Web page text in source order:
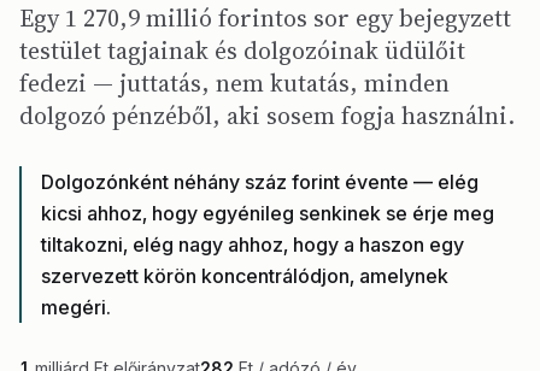
Egy 1 270,9 millió forintos sor egy bejegyzett
testület tagjainak és dolgozóinak üdülőit
fedezi — juttatás, nem kutatás, minden
dolgozó pénzéből, aki sosem fogja használni.
Dolgozónként néhány száz forint évente — elég
kicsi ahhoz, hogy egyénileg senkinek se érje meg
tiltakozni, elég nagy ahhoz, hogy a haszon egy
szervezett körön koncentrálódjon, amelynek
megéri.